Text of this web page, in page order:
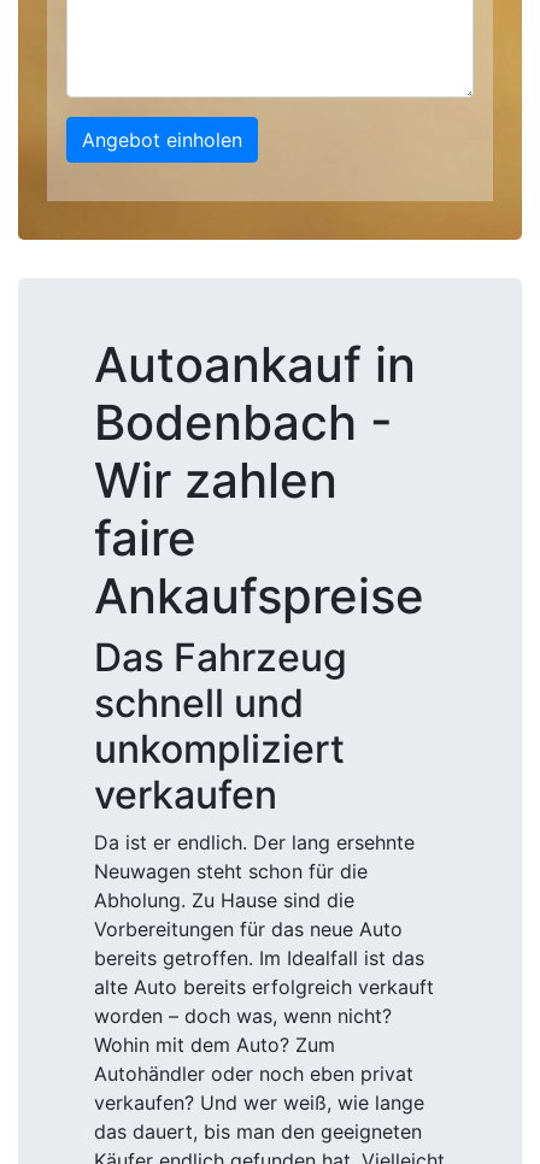
Angebot einholen
Autoankauf in
Bodenbach -
Wir zahlen
faire
Ankaufspreise
Das Fahrzeug
schnell und
unkompliziert
verkaufen
Da ist er endlich. Der lang ersehnte
Neuwagen steht schon für die
Abholung. Zu Hause sind die
Vorbereitungen für das neue Auto
bereits getroffen. Im Idealfall ist das
alte Auto bereits erfolgreich verkauft
worden – doch was, wenn nicht?
Wohin mit dem Auto? Zum
Autohändler oder noch eben privat
verkaufen? Und wer weiß, wie lange
das dauert, bis man den geeigneten